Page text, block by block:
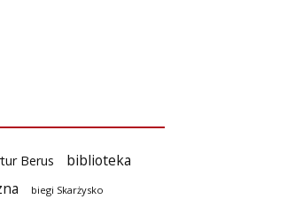
Berus
biblioteka
biegi Skarżysko